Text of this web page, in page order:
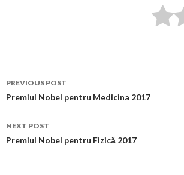
Post
navigation
PREVIOUS POST
Premiul Nobel pentru Medicina 2017
NEXT POST
Premiul Nobel pentru Fizică 2017